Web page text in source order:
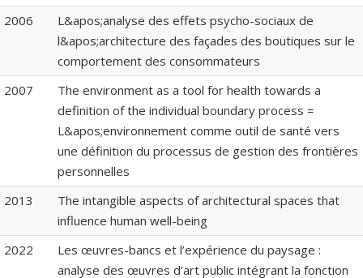
2006
L&apos;analyse des effets psycho-sociaux de
l&apos;architecture des façades des boutiques sur le
comportement des consommateurs
2007
The environment as a tool for health towards a
definition of the individual boundary process =
L&apos;environnement comme outil de santé vers
une définition du processus de gestion des frontières
personnelles
2013
The intangible aspects of architectural spaces that
influence human well-being
2022
Les œuvres-bancs et l’expérience du paysage :
analyse des œuvres d’art public intégrant la fonction